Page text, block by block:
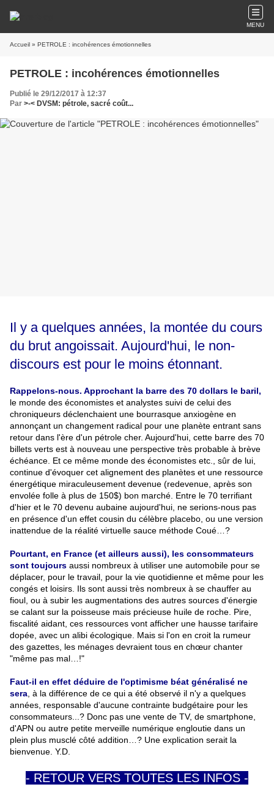
MENU
Accueil » PETROLE : incohérences émotionnelles
PETROLE : incohérences émotionnelles
Publié le 29/12/2017 à 12:37
Par >-< DVSM: pétrole, sacré coût...
Il y a quelques années, la montée du cours
du brut angoissait. Aujourd'hui, le non-
discours est pour le moins étonnant.
Rappelons-nous. Approchant la barre des 70 dollars le baril,
le monde des économistes et analystes suivi de celui des
chroniqueurs déclenchaient une bourrasque anxiogène en
annonçant un changement radical pour une planète entrant sans
retour dans l'ère d'un pétrole cher. Aujourd'hui, cette barre des 70
billets verts est à nouveau une perspective très probable à brève
échéance. Et ce même monde des économistes etc., sûr de lui,
continue d'évoquer cet alignement des planètes et une ressource
énergétique miraculeusement devenue (redevenue, après son
envolée folle à plus de 150$) bon marché. Entre le 70 terrifiant
d'hier et le 70 devenu aubaine aujourd'hui, ne serions-nous pas
en présence d'un effet cousin du célèbre placebo, ou une version
inattendue de la réalité virtuelle sauce méthode Coué…?
Pourtant, en France (et ailleurs aussi), les consommateurs
sont toujours aussi nombreux à utiliser une automobile pour se
déplacer, pour le travail, pour la vie quotidienne et même pour les
congés et loisirs. Ils sont aussi très nombreux à se chauffer au
fioul, ou à subir les augmentations des autres sources d'énergie
se calant sur la poisseuse mais précieuse huile de roche. Pire,
fiscalité aidant, ces ressources vont afficher une hausse tarifaire
dopée, avec un alibi écologique. Mais si l'on en croit la rumeur
des gazettes, les ménages devraient tous en chœur chanter
"même pas mal…!"
Faut-il en effet déduire de l'optimisme béat généralisé ne
sera , à la différence de ce qui a été observé il n'y a quelques
années, responsable d'aucune contrainte budgétaire pour les
consommateurs...? Donc pas une vente de TV, de smartphone,
d'APN ou autre petite merveille numérique engloutie dans un
plein plus musclé côté addition…? Une explication serait la
bienvenue. Y.D.
- RETOUR VERS TOUTES LES INFOS -